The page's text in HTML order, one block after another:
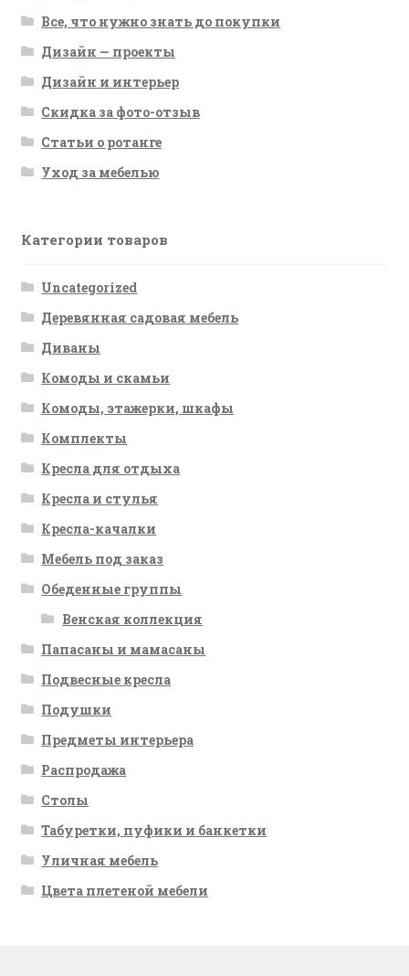
Все, что нужно знать до покупки
Дизайн — проекты
Дизайн и интерьер
Скидка за фото-отзыв
Статьи о ротанге
Уход за мебелью
Категории товаров
Uncategorized
Деревянная садовая мебель
Диваны
Комоды и скамьи
Комоды, этажерки, шкафы
Комплекты
Кресла для отдыха
Кресла и стулья
Кресла-качалки
Мебель под заказ
Обеденные группы
Венская коллекция
Папасаны и мамасаны
Подвесные кресла
Подушки
Предметы интерьера
Распродажа
Столы
Табуретки, пуфики и банкетки
Уличная мебель
Цвета плетеной мебели